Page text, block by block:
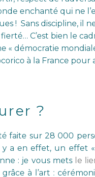
enchanté qui ne
! Sans discipline, il
C’est bien le
« démocratie
à la France pour
?
faite sur 28 000
a en effet, un effet
: je vous mets le
à l’art :